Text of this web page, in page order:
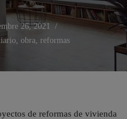
26, 2021
, obra, reformas
de reformas de vivienda